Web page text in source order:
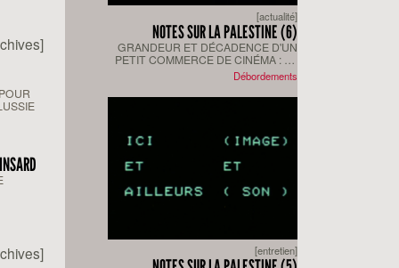
[actualité]
NOTES SUR LA PALESTINE (6)
GRANDEUR ET DÉCADENCE D'UN
PETIT COMMERCE DE CINÉMA : LA
CENSURE DE TSEDEK!
Débordements
[entretien]